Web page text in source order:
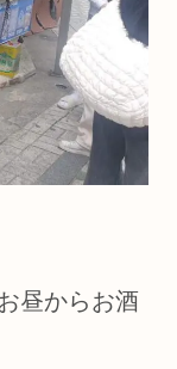
お昼からお酒